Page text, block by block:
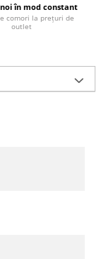
în mod constant
comori la prețuri de
outlet